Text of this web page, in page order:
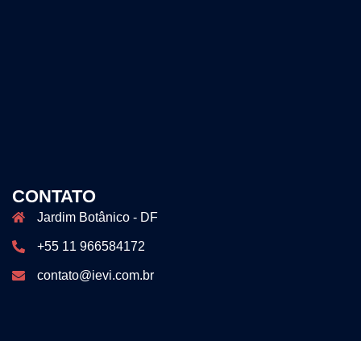
CONTATO
Jardim Botânico - DF
+55 11 966584172
contato@ievi.com.br